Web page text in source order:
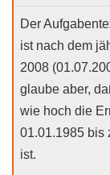
Der
ist nach dem
2008
glaube aber,
wie hoch die
01.01.1985 bis
ist.